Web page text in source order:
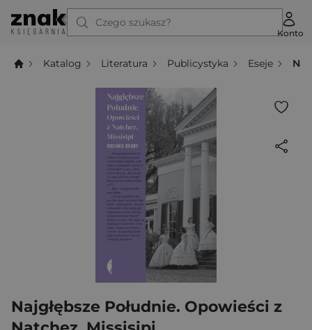
Czego szukasz?
Konto
Katalog Literatura Publicystyka Eseje
Najgłębsze Południe. Opowieści z